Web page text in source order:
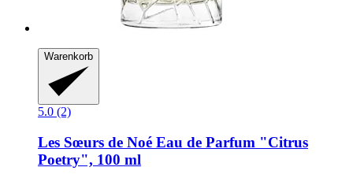
Warenkorb
5.0 (2)
Les Sœurs de Noé Eau de Parfum "Citrus
Poetry", 100 ml